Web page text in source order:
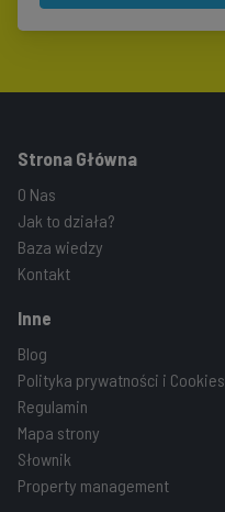
Strona Główna
O Nas
Jak to działa?
Baza wiedzy
Kontakt
Inne
Blog
Polityka prywatności i Cookies
Regulamin
Mapa strony
Słownik
Property management